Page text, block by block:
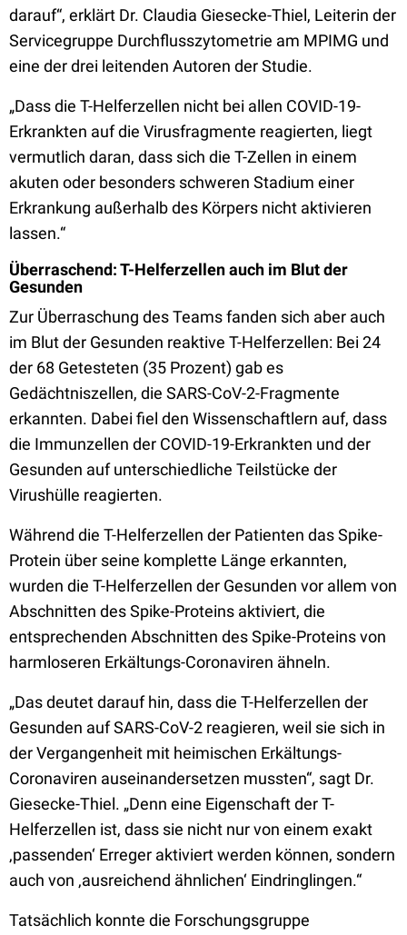
darauf“, erklärt Dr. Claudia Giesecke-Thiel, Leiterin der
Servicegruppe Durchflusszytometrie am MPIMG und
eine der drei leitenden Autoren der Studie.
„Dass die T-Helferzellen nicht bei allen COVID-19-
Erkrankten auf die Virusfragmente reagierten, liegt
vermutlich daran, dass sich die T-Zellen in einem
akuten oder besonders schweren Stadium einer
Erkrankung außerhalb des Körpers nicht aktivieren
lassen.“
Überraschend: T-Helferzellen auch im Blut der
Gesunden
Zur Überraschung des Teams fanden sich aber auch
im Blut der Gesunden reaktive T-Helferzellen: Bei 24
der 68 Getesteten (35 Prozent) gab es
Gedächtniszellen, die SARS-CoV-2-Fragmente
erkannten. Dabei fiel den Wissenschaftlern auf, dass
die Immunzellen der COVID-19-Erkrankten und der
Gesunden auf unterschiedliche Teilstücke der
Virushülle reagierten.
Während die T-Helferzellen der Patienten das Spike-
Protein über seine komplette Länge erkannten,
wurden die T-Helferzellen der Gesunden vor allem von
Abschnitten des Spike-Proteins aktiviert, die
entsprechenden Abschnitten des Spike-Proteins von
harmloseren Erkältungs-Coronaviren ähneln.
„Das deutet darauf hin, dass die T-Helferzellen der
Gesunden auf SARS-CoV-2 reagieren, weil sie sich in
der Vergangenheit mit heimischen Erkältungs-
Coronaviren auseinandersetzen mussten“, sagt Dr.
Giesecke-Thiel. „Denn eine Eigenschaft der T-
Helferzellen ist, dass sie nicht nur von einem exakt
‚passenden‘ Erreger aktiviert werden können, sondern
auch von ‚ausreichend ähnlichen‘ Eindringlingen.“
Tatsächlich konnte die Forschungsgruppe